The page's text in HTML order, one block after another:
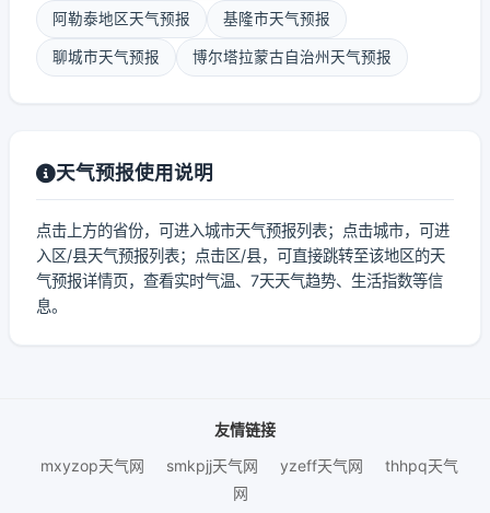
阿勒泰地区天气预报 基隆市天气预报
聊城市天气预报 博尔塔拉蒙古自治州天气预报
天气预报使用说明
点击上方的省份，可进入城市天气预报列表；点击城市，可进
入区/县天气预报列表；点击区/县，可直接跳转至该地区的天
气预报详情页，查看实时气温、7天天气趋势、生活指数等信
息。
友情链接
mxyzop天气网
smkpjj天气网 yzeff天气网
thhpq天气
网